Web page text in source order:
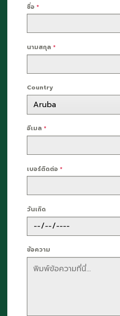
ชื่อ *
นามสกุล *
Country
อีเมล *
เบอร์ติดต่อ *
วันเกิด
ข้อความ